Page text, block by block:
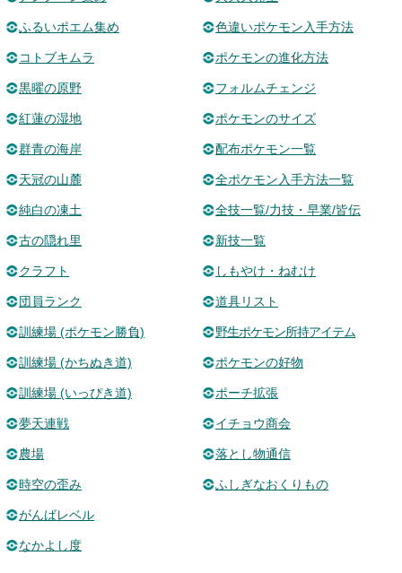
ふるいポエム集め
コトブキムラ
黒曜の原野
紅蓮の湿地
群青の海岸
天冠の山麓
純白の凍土
古の隠れ里
クラフト
団員ランク
訓練場 (ポケモン勝負)
訓練場 (かちぬき道)
訓練場 (いっぴき道)
夢天連戦
農場
時空の歪み
がんばレベル
なかよし度
色違いポケモン入手方法
ポケモンの進化方法
フォルムチェンジ
ポケモンのサイズ
配布ポケモン一覧
全ポケモン入手方法一覧
全技一覧/力技・早業/皆伝
新技一覧
しもやけ・ねむけ
道具リスト
野生ポケモン所持アイテム
ポケモンの好物
ポーチ拡張
イチョウ商会
落とし物通信
ふしぎなおくりもの